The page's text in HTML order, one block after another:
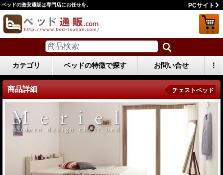
ベッドの激安通販は専門店にお任せを。 PCサイト
カテゴリ ベッドの特徴で探す お問い合せ ⋮
商品詳細 チェストベッド